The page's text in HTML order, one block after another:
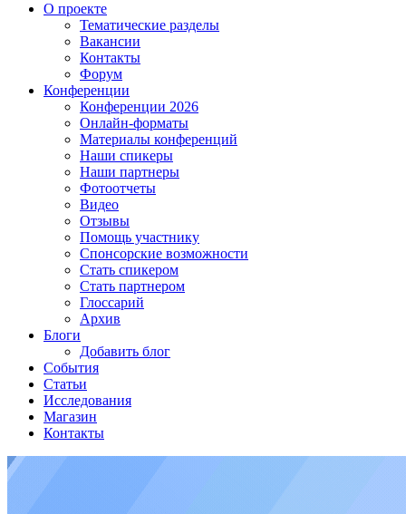
О проекте
Тематические разделы
Вакансии
Контакты
Форум
Конференции
Конференции 2026
Онлайн-форматы
Материалы конференций
Наши спикеры
Наши партнеры
Фотоотчеты
Видео
Отзывы
Помощь участнику
Спонсорские возможности
Стать спикером
Стать партнером
Глоссарий
Архив
Блоги
Добавить блог
События
Статьи
Исследования
Магазин
Контакты